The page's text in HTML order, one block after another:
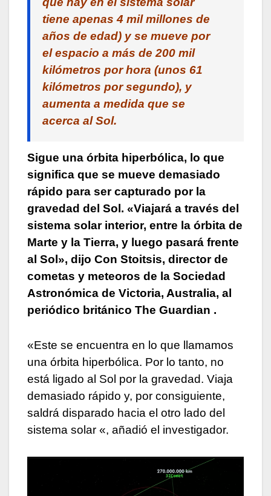
tiene apenas 4 mil millones de
años de edad) y se mueve por
el espacio a más de 200 mil
kilómetros por hora (unos 61
kilómetros por segundo), y
aumenta a medida que se
acerca al Sol.
Sigue una órbita hiperbólica, lo que
significa que se mueve demasiado
rápido para ser capturado por la
gravedad del Sol. «Viajará a través del
sistema solar interior, entre la órbita de
Marte y la Tierra, y luego pasará frente
al Sol», dijo Con Stoitsis, director de
cometas y meteoros de la Sociedad
Astronómica de Victoria, Australia, al
periódico británico The Guardian .
«Este se encuentra en lo que llamamos
una órbita hiperbólica. Por lo tanto, no
está ligado al Sol por la gravedad. Viaja
demasiado rápido y, por consiguiente,
saldrá disparado hacia el otro lado del
sistema solar «, añadió el investigador.